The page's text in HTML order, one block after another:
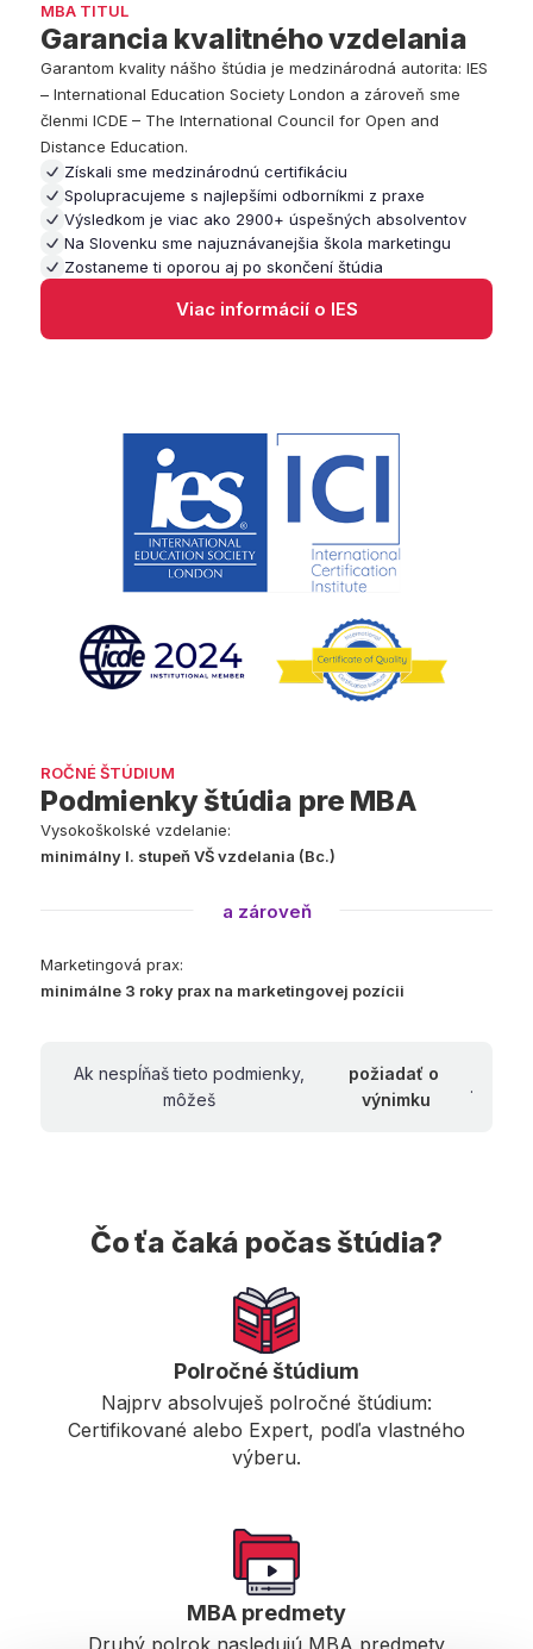
MBA TITUL
Garancia kvalitného vzdelania
Garantom kvality nášho štúdia je medzinárodná autorita: IES
– International Education Society London a zároveň sme
členmi ICDE – The International Council for Open and
Distance Education.
Získali sme medzinárodnú certifikáciu
Spolupracujeme s najlepšími odborníkmi z praxe
Výsledkom je viac ako 2900+ úspešných absolventov
Na Slovenku sme najuznávanejšia škola marketingu
Zostaneme ti oporou aj po skončení štúdia
Viac informácií o IES
ROČNÉ ŠTÚDIUM
Podmienky štúdia pre MBA
Vysokoškolské vzdelanie:
minimálny I. stupeň VŠ vzdelania (Bc.)
a zároveň
Marketingová prax:
minimálne 3 roky prax na marketingovej pozícii
Ak nespĺňaš tieto podmienky,
môžeš
požiadať o
výnimku
.
Čo ťa čaká počas štúdia?
Polročné štúdium
Najprv absolvuješ polročné štúdium:
Certifikované alebo Expert, podľa vlastného
výberu.
MBA predmety